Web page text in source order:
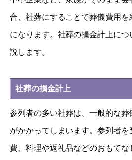
合、社葬にすることで葬儀費用
になります。社葬の損金計上に
説します。
社葬の損金計上
参列者の多い社葬は、一般的な葬
がかかってしまいます。参列者
費、料理や返礼品などのおもて